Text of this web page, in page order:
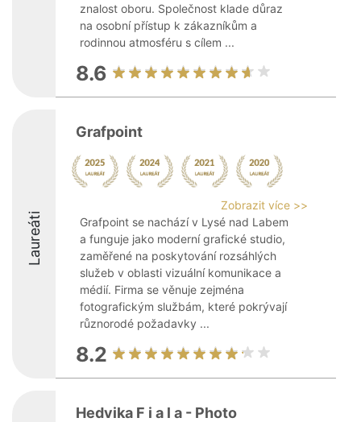
znalost oboru. Společnost klade důraz
na osobní přístup k zákazníkům a
rodinnou atmosféru s cílem ...
8.6
Laureáti
Grafpoint
Zobrazit více >>
Grafpoint se nachází v Lysé nad Labem
a funguje jako moderní grafické studio,
zaměřené na poskytování rozsáhlých
služeb v oblasti vizuální komunikace a
médií. Firma se věnuje zejména
fotografickým službám, které pokrývají
různorodé požadavky ...
8.2
Hedvika F i a l a - Photo